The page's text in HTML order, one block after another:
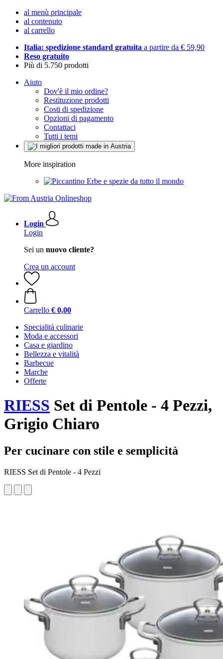
al menù principale
al contenuto
al carrello
Italia: spedizione standard gratuita a partire da € 59,90
Reso gratuito
Più di 5.750 prodotti
Aiuto
Dov'è il mio ordine?
Restituzione prodotti
Costi di spedizione
Opzioni di pagamento
Contattaci
Tutti i temi
More inspiration
Erbe e spezie da tutto il mondo
Login
Login
Sei un nuovo cliente?
Crea un account
Carrello € 0,00
Specialità culinarie
Moda e accessori
Casa e giardino
Bellezza e vitalità
Barbecue
Marche
Offerte
RIESS Set di Pentole - 4 Pezzi,
Grigio Chiaro
Per cucinare con stile e semplicità
RIESS Set di Pentole - 4 Pezzi